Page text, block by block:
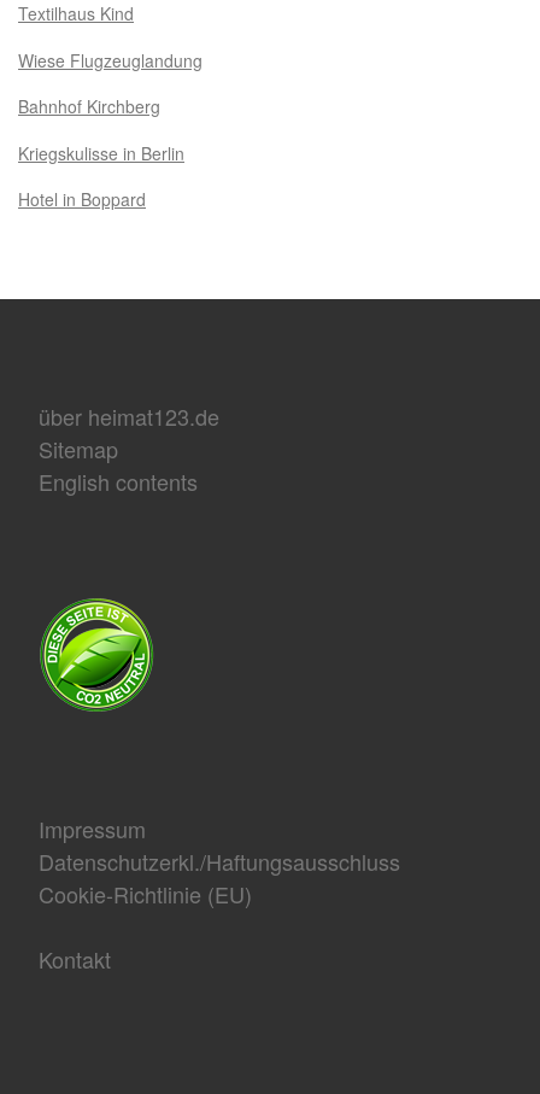
Textilhaus Kind
Wiese Flugzeuglandung
Bahnhof Kirchberg
Kriegskulisse in Berlin
Hotel in Boppard
über heimat123.de
Sitemap
English contents
Impressum
Datenschutzerkl./Haftungsausschluss
Cookie-Richtlinie (EU)
Kontakt